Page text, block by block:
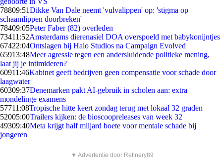
78809:51Dikke Van Dale neemt 'vulvalippen' op: 'stigma op
schaamlippen doorbreken'
78409:05Peter Faber (82) overleden
73411:52Amsterdams dierenasiel DOA overspoeld met babykonijntjes
67422:04Ontslagen bij Halo Studios na Campaign Evolved
65913:48Meer agressie tegen een andersluidende politieke mening,
laat jij je intimideren?
60911:46Kabinet geeft bedrijven geen compensatie voor schade door
laagwater
60309:37Denemarken pakt AI-gebruik in scholen aan: extra
mondelinge examens
57711:08Tropische hitte keert zondag terug met lokaal 32 graden
52005:00Trailers kijken: de bioscoopreleases van week 32
49309:40Meta krijgt half miljard boete voor mentale schade bij
jongeren
▼ Advertentie door Refinery89